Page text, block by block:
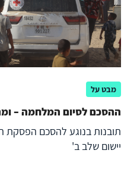
מבט על
ההסכם לסיום המלחמה –
תובנות בנוגע להסכם
יישום שלב ב'